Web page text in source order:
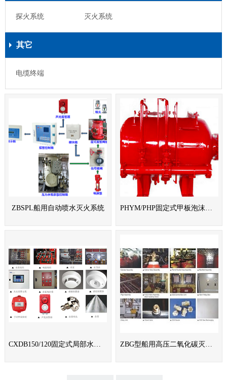
探火系统 灭火系统
其它
电缆终端
ZBSPL船用自动喷水灭火系统
ZBG型船用高压二氧化碳灭火系统